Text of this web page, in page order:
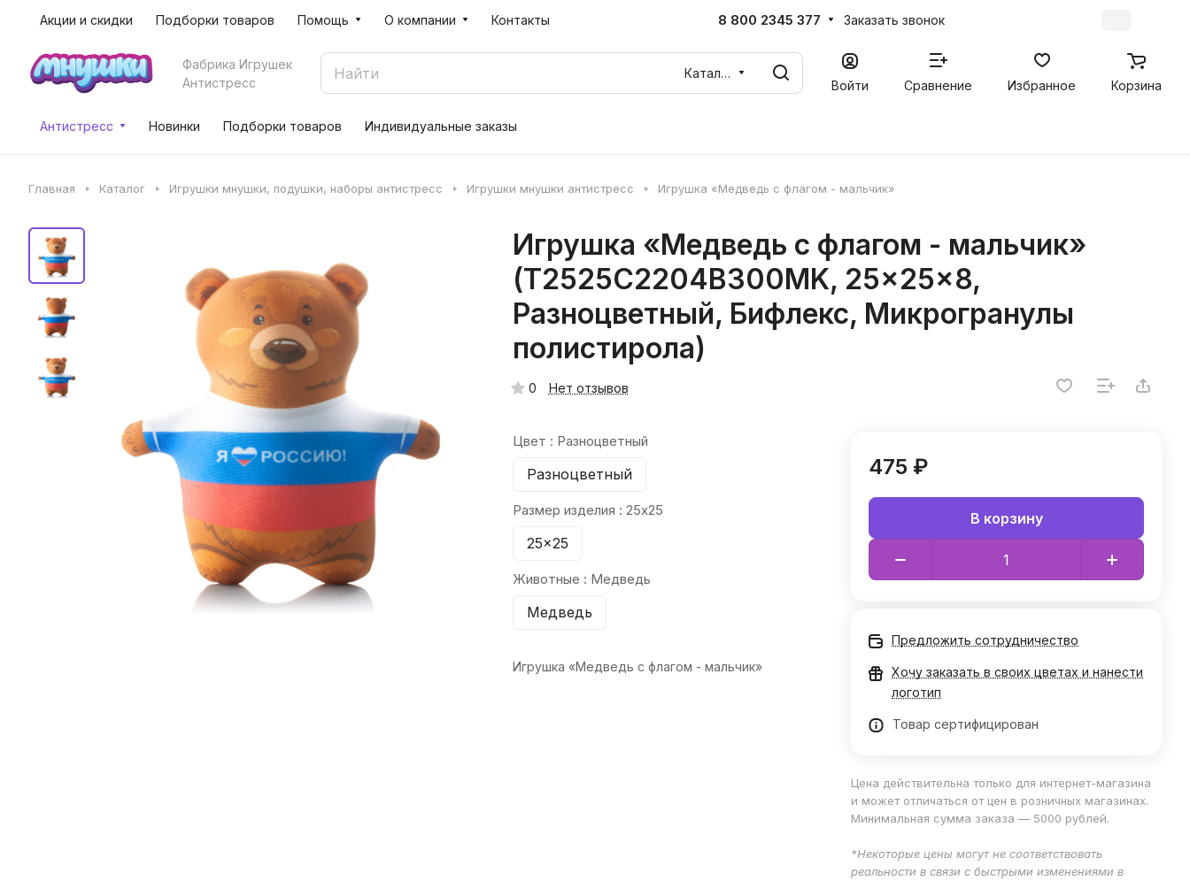
Акции и скидки Подборки товаров Помощь О компании Контакты 8 800 2345 377 Заказать звонок
Фабрика Игрушек
Антистресс
Каталог
Войти
Сравнение Избранное Корзина
Антистресс Новинки Подборки товаров Индивидуальные заказы
Главная Каталог Игрушки мнушки, подушки, наборы антистресс Игрушки мнушки антистресс Игрушка «Медведь с флагом - мальчик»
Игрушка «Медведь с флагом - мальчик»
(T2525C2204B300MK, 25x25x8,
Разноцветный, Бифлекс, Микрогранулы
полистирола)
0 Нет отзывов
Цвет : Разноцветный
Разноцветный
Размер изделия : 25x25
25x25
Животные : Медведь
Медведь
Игрушка «Медведь с флагом - мальчик»
475 ₽
В корзину
Предложить сотрудничество
Хочу заказать в своих цветах и нанести
логотип
Товар сертифицирован
Цена действительна только для интернет-магазина
и может отличаться от цен в розничных магазинах.
Минимальная сумма заказа — 5000 рублей.
*Некоторые цены могут не соответствовать
реальности в связи с быстрыми изменениями в